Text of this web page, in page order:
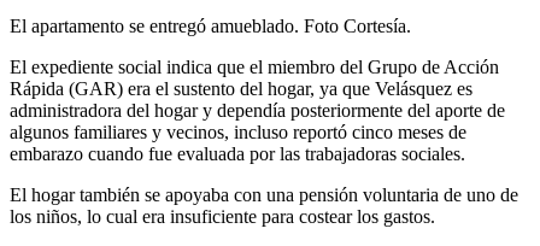
El apartamento se entregó amueblado. Foto Cortesía.
El expediente social indica que el miembro del Grupo de Acción
Rápida (GAR) era el sustento del hogar, ya que Velásquez es
administradora del hogar y dependía posteriormente del aporte de
algunos familiares y vecinos, incluso reportó cinco meses de
embarazo cuando fue evaluada por las trabajadoras sociales.
El hogar también se apoyaba con una pensión voluntaria de uno de
los niños, lo cual era insuficiente para costear los gastos.